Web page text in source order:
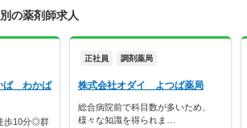
の薬剤師求人
ば わかば
歩10分◎群
正社員 調剤薬局
株式会社オダイ よつば薬局
総合病院前で科目数が多いため、
様々な知識を得られま…